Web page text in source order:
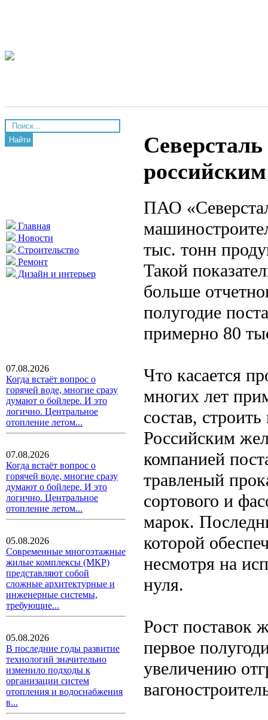
Найти
Главная
Новости
Строительство
Ремонт
Дизайн и интерьер
07.08.2026
Когда встаёт вопрос о
горячей воде, многие сразу
думают о бойлере. И это
логично. Центральное
отопление летом...
07.08.2026
Когда встаёт вопрос о
горячей воде, многие сразу
думают о бойлере. И это
логично. Центральное
отопление летом...
05.08.2026
Современные многоэтажные
жилые комплексы (МКР)
представляют собой
сложные архитектурные и
инженерные системы,
требующие...
05.08.2026
В последние годы развитие
технологий значительно
изменило подходы к
организации систем
отопления и водоснабжения
в...
ПАО
тыс. тонн
Такой
больше
полугодие
примерно 80
Что касается
многих лет
состав,
Российским
компанией
травленый
сортового и
марок.
которой
несмотря на
нуля.
Рост поставок
первое
увеличению